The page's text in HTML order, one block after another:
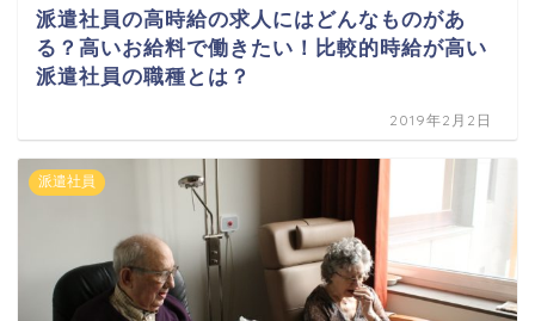
派遣社員の高時給の求人にはどんなものがあ
る？高いお給料で働きたい！比較的時給が高い
派遣社員の職種とは？
2019年2月2日
派遣社員